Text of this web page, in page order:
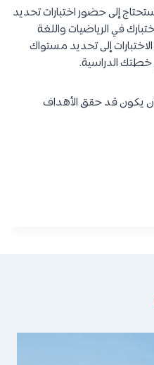
إلى حضور اختبارات تحديد
في الرياضيات واللغة
إلى تحديد مستواك
الدراسية.
يكون قد حقق الأهداف